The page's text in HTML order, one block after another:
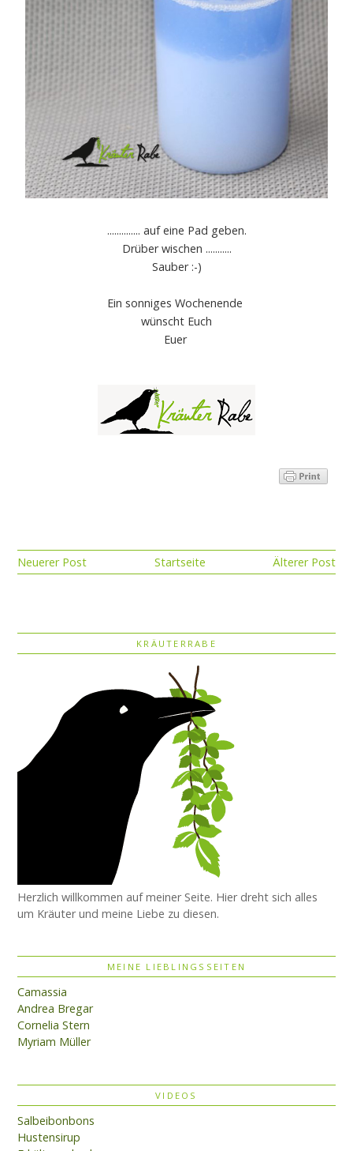
.............. auf eine Pad geben.
Drüber wischen ...........
Sauber :-)
Ein sonniges Wochenende
wünscht Euch
Euer
Neuerer Post Älterer Post
Startseite
KRÄUTERRABE
Herzlich willkommen auf meiner Seite. Hier dreht sich alles
um Kräuter und meine Liebe zu diesen.
MEINE LIEBLINGSSEITEN
Camassia
Andrea Bregar
Cornelia Stern
Myriam Müller
VIDEOS
Salbeibonbons
Hustensirup